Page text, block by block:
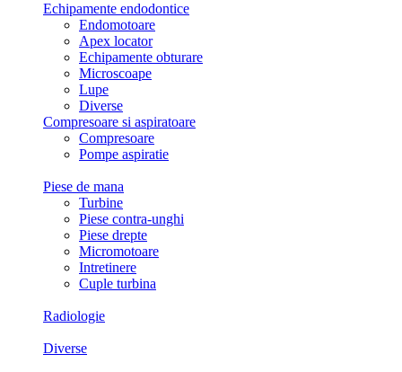
Echipamente endodontice
Endomotoare
Apex locator
Echipamente obturare
Microscoape
Lupe
Diverse
Compresoare si aspiratoare
Compresoare
Pompe aspiratie
Piese de mana
Turbine
Piese contra-unghi
Piese drepte
Micromotoare
Intretinere
Cuple turbina
Radiologie
Diverse